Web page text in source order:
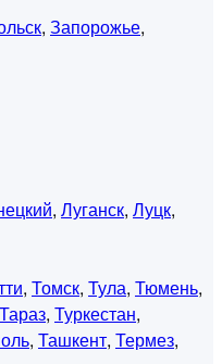
, Запорожье,
, Луганск, Луцк,
, Томск, Тула, Тюмень,
Тараз, Туркестан,
, Ташкент, Термез,